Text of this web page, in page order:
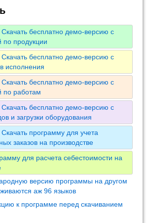
бесплатно демо-версию с
по продукции
бесплатно демо-версию с
исполнения
бесплатно демо-версию с
по работам
бесплатно демо-версию с
и загрузки оборудования
программу для учета
заказов на производстве
для расчета себестоимости на
версию программы на другом
аж 96 языков
к программе перед скачиванием